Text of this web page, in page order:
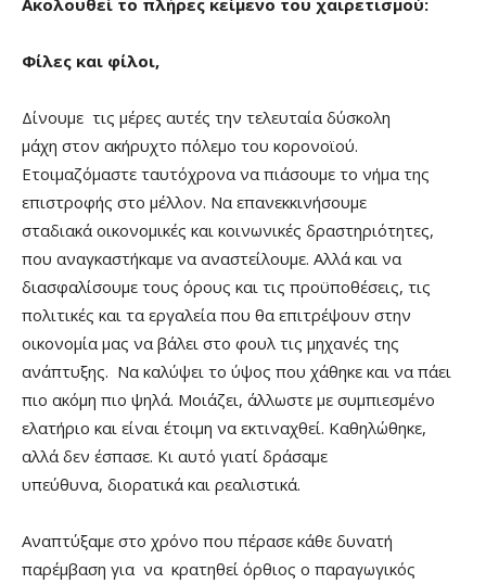
Φίλες και φίλοι,
Δίνουμε τις μέρες αυτές την τελευταία δύσκολη
μάχη στον ακήρυχτο πόλεμο του κορονοϊού.
Ετοιμαζόμαστε ταυτόχρονα να πιάσουμε το νήμα της
επιστροφής στο μέλλον. Να επανεκκινήσουμε
σταδιακά οικονομικές και κοινωνικές δραστηριότητες,
που αναγκαστήκαμε να αναστείλουμε. Αλλά και να
διασφαλίσουμε τους όρους και τις προϋποθέσεις, τις
πολιτικές και τα εργαλεία που θα επιτρέψουν στην
οικονομία μας να βάλει στο φουλ τις μηχανές της
ανάπτυξης. Να καλύψει το ύψος που χάθηκε και να πάει
πιο ακόμη πιο ψηλά. Μοιάζει, άλλωστε με συμπιεσμένο
ελατήριο και είναι έτοιμη να εκτιναχθεί. Καθηλώθηκε,
αλλά δεν έσπασε. Κι αυτό γιατί δράσαμε
υπεύθυνα, διορατικά και ρεαλιστικά.
Αναπτύξαμε στο χρόνο που πέρασε κάθε δυνατή
παρέμβαση για να κρατηθεί όρθιος ο παραγωγικός